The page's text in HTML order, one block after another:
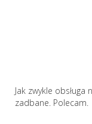
Jak zwykle
zadbane. Polecam.